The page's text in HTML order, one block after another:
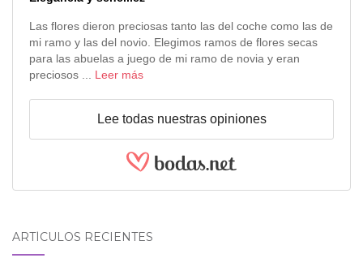
Las flores dieron preciosas tanto las del coche como las de
mi ramo y las del novio. Elegimos ramos de flores secas
para las abuelas a juego de mi ramo de novia y eran
preciosos ... Leer más
Lee todas nuestras opiniones
ARTÍCULOS RECIENTES